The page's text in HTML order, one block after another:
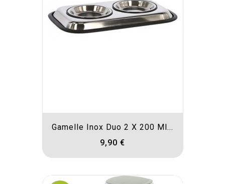
Gamelle Inox Duo 2 X 200 Ml...
9,90 €